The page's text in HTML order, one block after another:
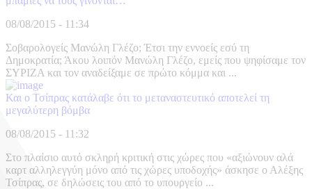
08/08/2015 - 11:34
Σοβαρολογείς Μανώλη Γλέζο; Έτσι την εννοείς εσύ τη
Δημοκρατία; Άκου λοιπόν Μανώλη Γλέζο, εμείς που ψηφίσαμε τον
ΣΥΡΙΖΑ και τον αναδείξαμε σε πρώτο κόμμα και ...
Και ο Τσίπρας κατάλαβε ότι το μεταναστευτικό αποτελεί τη
μεγαλύτερη βόμβα
08/08/2015 - 11:32
Στο πλαίσιο αυτό σκληρή κριτική στις χώρες που «αξιώνουν αλά
καρτ αλληλεγγύη μόνο από τις χώρες υποδοχής» άσκησε ο Αλέξης
Τσίπρας, σε δηλώσεις του από το υπουργείο ...